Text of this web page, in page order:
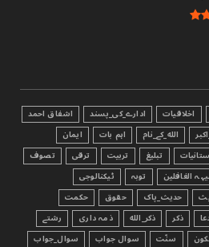
اخلاقیات ادارے_کی_پسند
اشفاق احمد
الله_کے_نام اہم بات
ایمان
تبليغ تربیت ترقی
تصوف
الغافلین توبہ
ٹیکنالوجی
حدیث_پاک حقوق
حکمت
ذکر ذکر_الله ذمہ داری
رشتے
سنّت سوال جواب سوال_جواب